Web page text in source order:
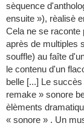
sèquence
ensuite »), rèalisè
Cela ne se raconte
après de multiples
souffle) au faîte
le contenu d'un
belle [...] Le
remake » sonore
èlèments
« sonore » . Un